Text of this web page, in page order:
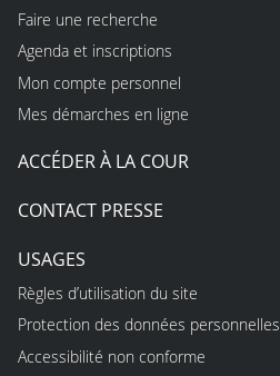
Faire une recherche
Agenda et inscriptions
Mon compte personnel
Mes démarches en ligne
ACCÉDER À LA COUR
CONTACT PRESSE
USAGES
Règles d’utilisation du site
Protection des données personnelles
Accessibilité non conforme